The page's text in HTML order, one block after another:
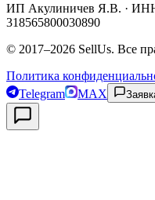
ИП Акулиничев Я.В. ·
318565800030890
© 2017–2026 SellUs. Все
Политика
Telegram
MAX